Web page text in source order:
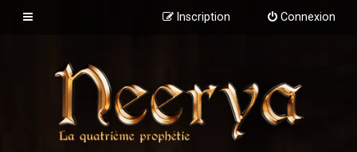
Connexion
Inscription